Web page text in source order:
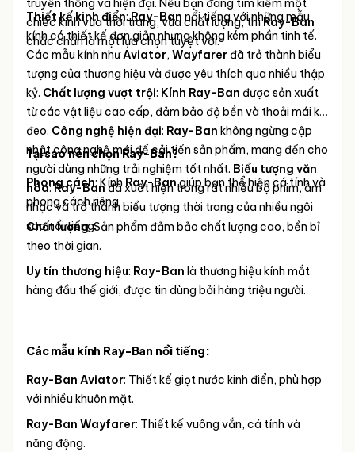
truyền thống và hiện đại. Nếu bạn đang tìm kiếm một
chiếc kính vừa thời trang, vừa chất lượng, thìRay-Ban
chắc chắn là một lựa chọn tuyệt vời.
Thiết kế kinh điển:Ray-Ban nổi tiếng với những mẫu
kính có thiết kế đơn giản nhưng không kém phần tinh tế.
Các mẫu kính nhưAviator, Wayfarerđã trở thành biểu
tượng của thương hiệu và được yêu thích qua nhiều thập
kỷ. Chất lượng vượt trội: Kính Ray-Ban được sản xuất
từ các vật liệu cao cấp, đảm bảo độ bền và thoải mái khi
đeo. Công nghệ hiện đại: Ray-Ban không ngừng cập
nhật công nghệ mới để cải tiến sản phẩm, mang đến cho
người dùng những trải nghiệm tốt nhất. Biểu tượng văn
hóa:Ray-Banđã xuất hiện trong rất nhiều bộ phim, âm
nhạc và trở thành biểu tượng thời trang của nhiều ngôi
sao nổi tiếng.
Tại sao nên chọn Ray-Ban?
Phong cách: Kính Ray-Bangiúp bạn thể hiện cá tính và
phong cách riêng.
Chất lượng: Sản phẩm đảm bảo chất lượng cao, bền bỉ
theo thời gian.
Uy tín thương hiệu: Ray-Ban là thương hiệu kính mắt
hàng đầu thế giới, được tin dùng bởi hàng triệu người.
Các mẫu kính Ray-Ban nổi tiếng:
Ray-Ban Aviator: Thiết kế giọt nước kinh điển, phù hợp
với nhiều khuôn mặt.
Ray-Ban Wayfarer: Thiết kế vuông vắn, cá tính và
năng động.